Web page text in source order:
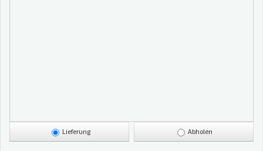
Lieferung Abholen